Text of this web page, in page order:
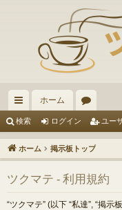
イ
ッ
ク
リ
ン
ホーム
ー
ラ
ム
検索 ログイン ユー
ホーム 掲示板トップ
ツクマテ - 利用規約
“ツクマテ” (以下 “私達”, “掲示